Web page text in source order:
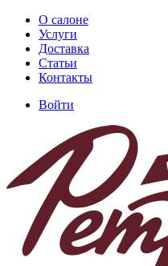
Перейти
основному
содержанию
Основная
навигация
О салоне
Услуги
Доставка
Статьи
Контакты
учётной
записи
пользователя
Войти